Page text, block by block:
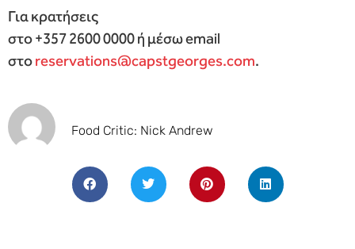
Για κρατήσεις
στο +357 2600 0000 ή μέσω email
στοreservations@capstgeorges.com.
Food Critic: Nick Andrew